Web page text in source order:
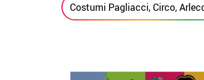
Costumi Pagliacci, Circo,